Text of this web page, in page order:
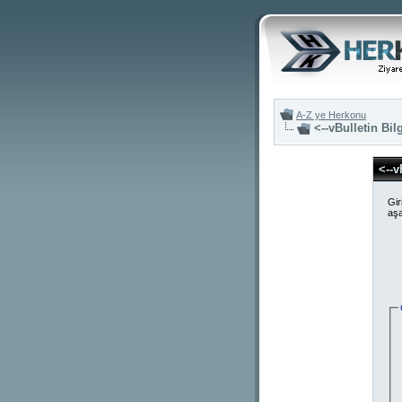
A-Z ye Herkonu
<--vBulletin
<--